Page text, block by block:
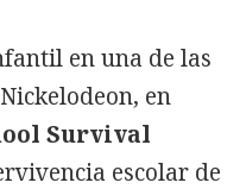
en una de las
en
Survival
escolar de